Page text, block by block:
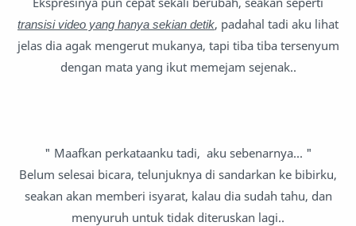
transisi video yang hanya sekian detik, padahal tadi aku lihat
jelas dia agak mengerut mukanya, tapi tiba tiba tersenyum
dengan mata yang ikut memejam sejenak..
" Maafkan perkataanku tadi, aku sebenarnya... "
Belum selesai bicara, telunjuknya di sandarkan ke bibirku,
seakan akan memberi isyarat, kalau dia sudah tahu, dan
menyuruh untuk tidak diteruskan lagi..